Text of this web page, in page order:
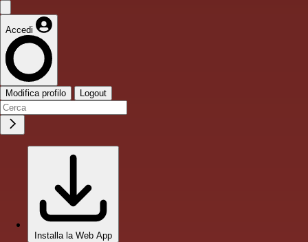
Accedi
Modifica profilo Logout
Installa la Web App